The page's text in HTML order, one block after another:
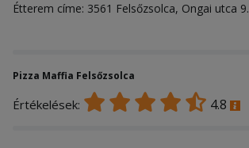
Étterem címe: 3561 Felsőzsolca, Ongai utca 9.
Pizza Maffia Felsőzsolca
Értékelések: 4.8